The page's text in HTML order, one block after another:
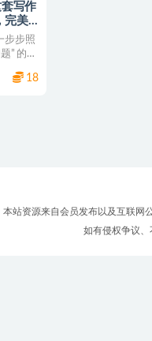
写作
完美
步步照
” 的方
18
本站资源来自会员发布以及互联网
如有侵权争议、